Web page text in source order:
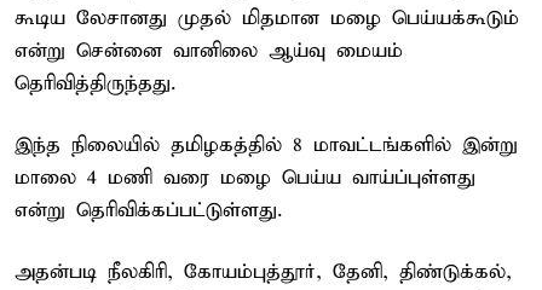
கூடிய லேசானது முதல் மிதமான மழை பெய்யக்கூடும்
என்று சென்னை வானிலை ஆய்வு மையம்
தெரிவித்திருந்தது.
இந்த நிலையில் தமிழகத்தில் 8 மாவட்டங்களில் இன்று
மாலை 4 மணி வரை மழை பெய்ய வாய்ப்புள்ளது
என்று தெரிவிக்கப்பட்டுள்ளது.
அதன்படி நீலகிரி, கோயம்புத்தூர், தேனி, திண்டுக்கல்,